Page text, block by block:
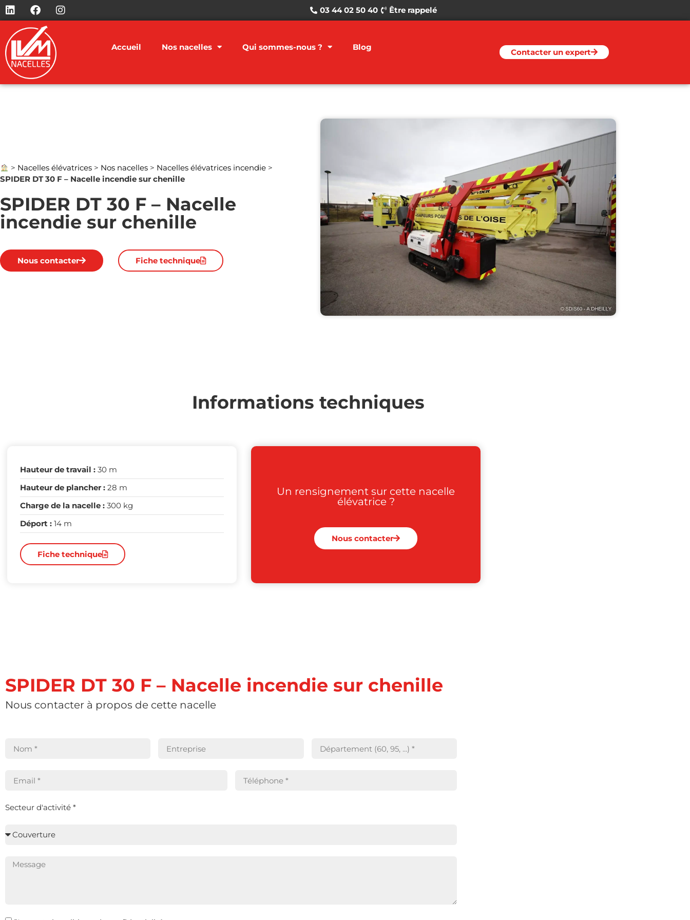
03 44 02 50 40 Être rappelé
Accueil Nos nacelles Qui sommes-nous ? Blog
Contacter un expert
> Nacelles élévatrices > Nos nacelles > Nacelles élévatrices incendie >
SPIDER DT 30 F – Nacelle incendie sur chenille
SPIDER DT 30 F – Nacelle
incendie sur chenille
Nous contacter Fiche technique
Informations techniques
Hauteur de travail : 30 m
Hauteur de plancher : 28 m
Charge de la nacelle : 300 kg
Déport : 14 m
Fiche technique
Un rensignement sur cette nacelle
élévatrice ?
Nous contacter
SPIDER DT 30 F – Nacelle incendie sur chenille
Nous contacter à propos de cette nacelle
Secteur d'activité *